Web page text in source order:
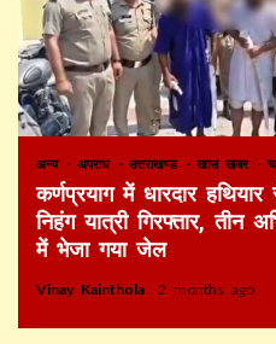
अन्य अपराध उत्तराखण्ड खास खबर
कर्णप्रयाग में धारदार
निहंग यात्री गिरफ्तार, तीन
में भेजा गया जेल
Vinay Kainthola 2 months ago